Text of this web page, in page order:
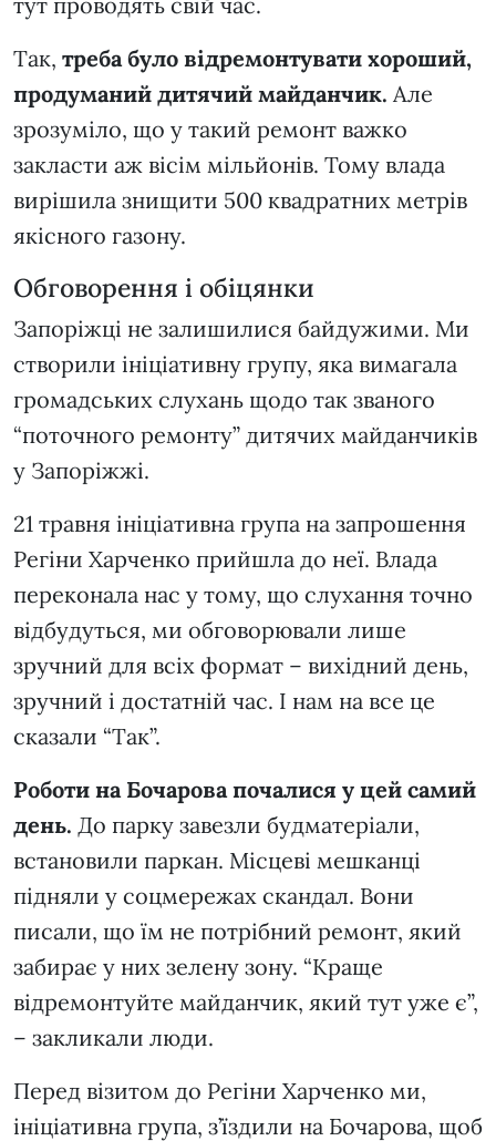
Так, треба було відремонтувати хороший,
продуманий дитячий майданчик. Але
зрозуміло, що у такий ремонт важко
закласти аж вісім мільйонів. Тому влада
вирішила знищити 500 квадратних метрів
якісного газону.
Обговорення і обіцянки
Запоріжці не залишилися байдужими. Ми
створили ініціативну групу, яка вимагала
громадських слухань щодо так званого
“поточного ремонту” дитячих майданчиків
у Запоріжжі.
21 травня ініціативна група на запрошення
Регіни Харченко прийшла до неї. Влада
переконала нас у тому, що слухання точно
відбудуться, ми обговорювали лише
зручний для всіх формат – вихідний день,
зручний і достатній час. І нам на все це
сказали “Так”.
Роботи на Бочарова почалися у цей самий
день. До парку завезли будматеріали,
встановили паркан. Місцеві мешканці
підняли у соцмережах скандал. Вони
писали, що їм не потрібний ремонт, який
забирає у них зелену зону. “Краще
відремонтуйте майданчик, який тут уже є”,
– закликали люди.
Перед візитом до Регіни Харченко ми,
ініціативна група, з’їздили на Бочарова, щоб